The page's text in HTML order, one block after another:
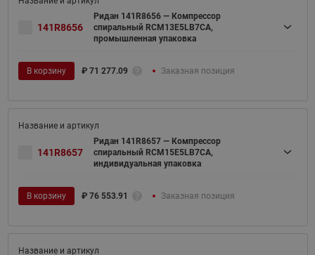
141R8656
Ридан 141R8656 — Компрессор
спиральный RCM13E5LB7CA,
промышленная упаковка
В корзину ₽ 71 277.09 Заказная позиция
141R8657
Ридан 141R8657 — Компрессор
спиральный RCM15E5LB7CA,
индивидуальная упаковка
В корзину ₽ 76 553.91 Заказная позиция